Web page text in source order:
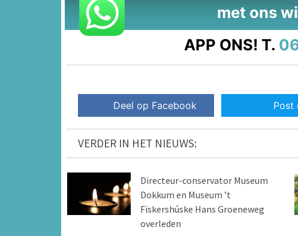
met ons
APP ONS! T.
Deel op Facebook Post
VERDER IN HET NIEUWS:
Directeur-conservator Museum
Dokkum en Museum ’t
Fiskershúske Hans Groeneweg
overleden